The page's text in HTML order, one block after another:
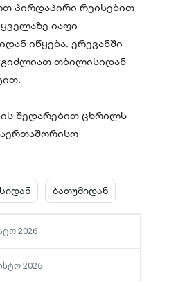
პირდაპირი რეისებით
იაფი
იწყება. ერევანში
თბილისიდან
შედარებით ცხრილს
ბათუმიდან
2026
2026